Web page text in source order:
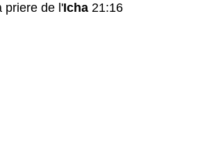
priere de l'Icha 21:16